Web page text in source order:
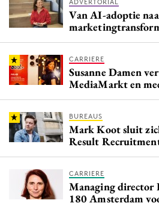
Van AI-adoptie
CARRIERE
Susanne Damen
MediaMarkt en
BUREAUS
Mark Koot sluit
Result
CARRIERE
Managing director
180 Amsterdam